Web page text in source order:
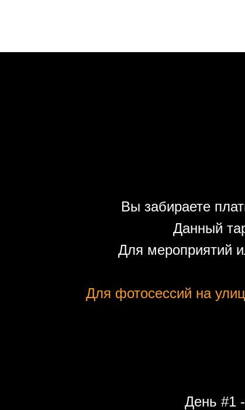
Вы забираете
Данный
Для мероприятий
Для фотосессий на
День #1